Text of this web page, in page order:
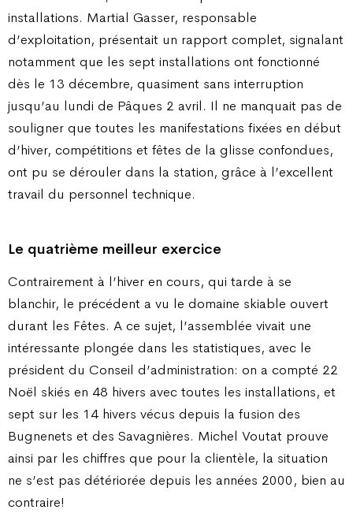
installations. Martial Gasser, responsable
d’exploitation, présentait un rapport complet, signalant
notamment que les sept installations ont fonctionné
dès le 13 décembre, quasiment sans interruption
jusqu’au lundi de Pâques 2 avril. Il ne manquait pas de
souligner que toutes les manifestations fixées en début
d’hiver, compétitions et fêtes de la glisse confondues,
ont pu se dérouler dans la station, grâce à l’excellent
travail du personnel technique.
Le quatrième meilleur exercice
Contrairement à l’hiver en cours, qui tarde à se
blanchir, le précédent a vu le domaine skiable ouvert
durant les Fêtes. A ce sujet, l’assemblée vivait une
intéressante plongée dans les statistiques, avec le
président du Conseil d’administration: on a compté 22
Noël skiés en 48 hivers avec toutes les installations, et
sept sur les 14 hivers vécus depuis la fusion des
Bugnenets et des Savagnières. Michel Voutat prouve
ainsi par les chiffres que pour la clientèle, la situation
ne s’est pas détériorée depuis les années 2000, bien au
contraire!